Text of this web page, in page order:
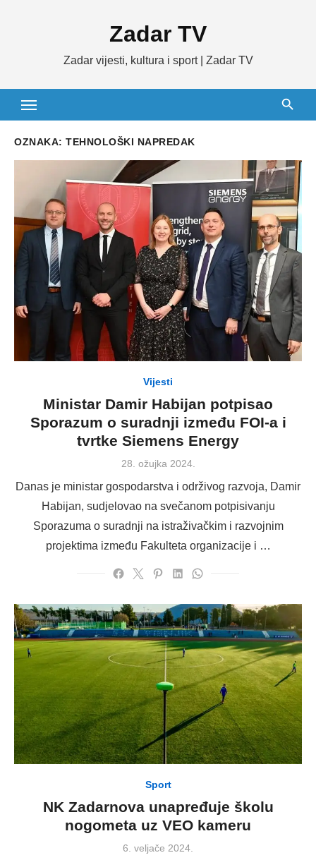
Zadar TV
Zadar vijesti, kultura i sport | Zadar TV
OZNAKA: TEHNOLOŠKI NAPREDAK
Vijesti
Ministar Damir Habijan potpisao
Sporazum o suradnji između FOI-a i
tvrtke Siemens Energy
Posted
28. ožujka 2024.
Danas je ministar gospodarstva i održivog razvoja, Damir
Habijan, sudjelovao na svečanom potpisivanju
Sporazuma o suradnji na istraživačkim i razvojnim
projektima između Fakulteta organizacije i …
Sport
NK Zadarnova unapređuje školu
nogometa uz VEO kameru
Posted
6. veljače 2024.